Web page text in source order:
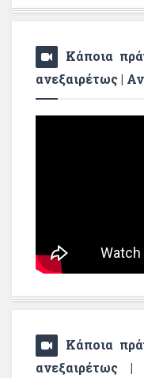
Κάποια
ανεξαιρέτως |
Κάποια
ανεξαιρέτως |